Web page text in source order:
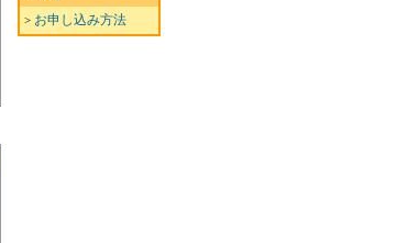
> お申し込み方法